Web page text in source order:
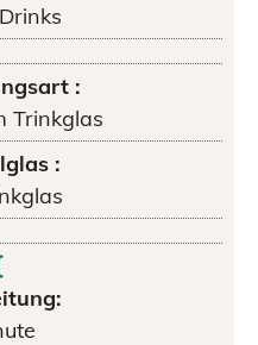
:
Trinkglas
: